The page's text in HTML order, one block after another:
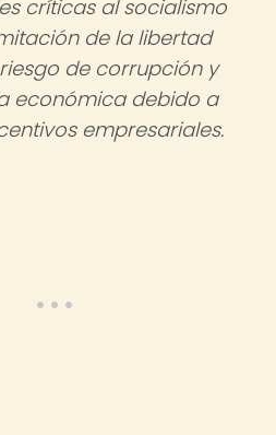
críticas al socialismo
de la libertad
de corrupción y
económica debido a
empresariales.